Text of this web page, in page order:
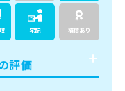
宅配 補償あり
評価